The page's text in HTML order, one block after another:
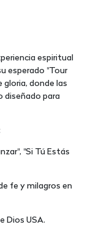
espiritual
esperado "Tour
gloria, donde las
diseñado para
"Si Tú Estás
fe y milagros en
Dios USA.